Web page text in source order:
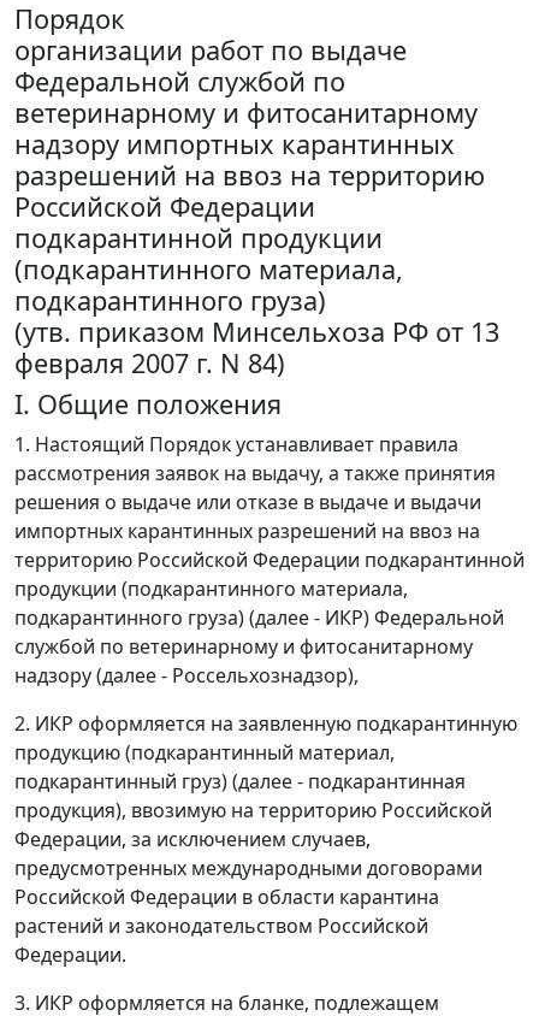
Порядок
организации работ по выдаче
Федеральной службой по
ветеринарному и фитосанитарному
надзору импортных карантинных
разрешений на ввоз на территорию
Российской Федерации
подкарантинной продукции
(подкарантинного материала,
подкарантинного груза)
(утв. приказом Минсельхоза РФ от 13
февраля 2007 г. N 84)
I. Общие положения
1. Настоящий Порядок устанавливает правила
рассмотрения заявок на выдачу, а также принятия
решения о выдаче или отказе в выдаче и выдачи
импортных карантинных разрешений на ввоз на
территорию Российской Федерации подкарантинной
продукции (подкарантинного материала,
подкарантинного груза) (далее - ИКР) Федеральной
службой по ветеринарному и фитосанитарному
надзору (далее - Россельхознадзор),
2. ИКР оформляется на заявленную подкарантинную
продукцию (подкарантинный материал,
подкарантинный груз) (далее - подкарантинная
продукция), ввозимую на территорию Российской
Федерации, за исключением случаев,
предусмотренных международными договорами
Российской Федерации в области карантина
растений и законодательством Российской
Федерации.
3. ИКР оформляется на бланке, подлежащем